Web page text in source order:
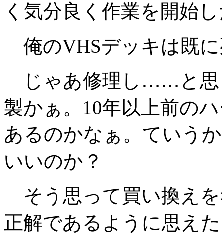
く気分良く作業を開
俺のVHSデッキは既
じゃあ修理し……と思
製かぁ。10年以上前の
あるのかなぁ。ていう
いいのか？
そう思って買い換え
正解であるように思え